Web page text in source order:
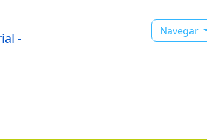
-
Navegar